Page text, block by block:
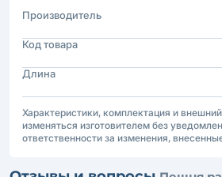
Производитель
Код товара
Длина
Характеристики, комплектация и
изменяться изготовителем без
ответственности за изменения,